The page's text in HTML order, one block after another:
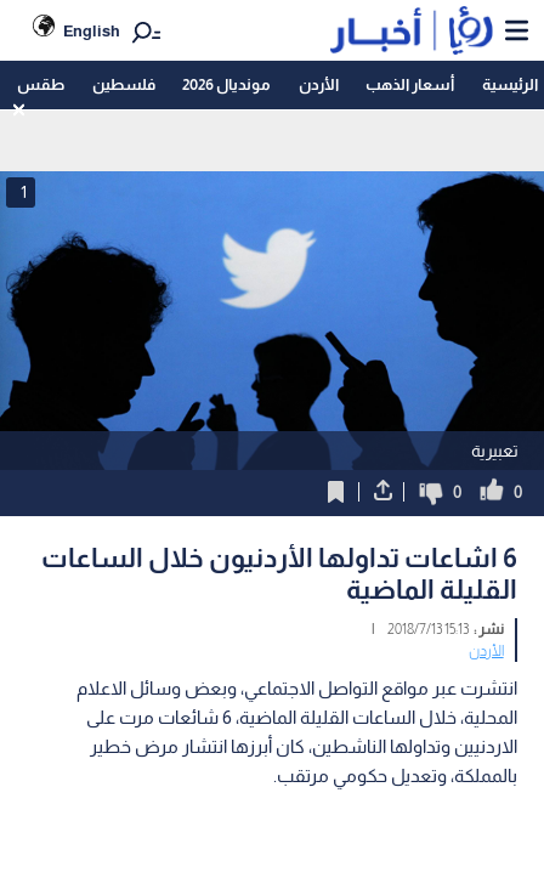
English
الرئيسية أسعار الذهب الأردن مونديال 2026 فلسطين طقس
تعبيرية
1
0
0
6 اشاعات تداولها الأردنيون خلال الساعات
القليلة الماضية
نشر :15:13 2018/7/13
|
الأردن
انتشرت عبر مواقع التواصل الاجتماعي، وبعض وسائل الاعلام
المحلية، خلال الساعات القليلة الماضية، 6 شائعات مرت على
الاردنيين وتداولها الناشطين، كان أبرزها انتشار مرض خطير
بالمملكة، وتعديل حكومي مرتقب.